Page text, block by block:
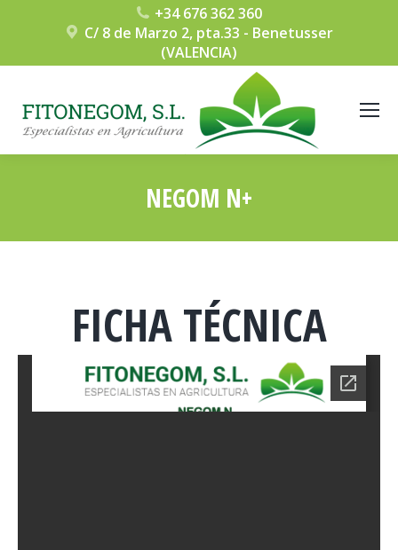
+34 676 362 360
C/ 8 de Marzo 2, pta.33 - Benetusser
(VALENCIA)
NEGOM N+
FICHA TÉCNICA